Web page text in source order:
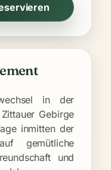
in der
Gebirge
inmitten der
gemütliche
und